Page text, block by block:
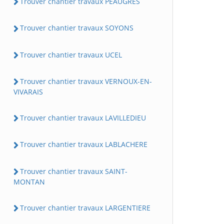
Trouver chantier travaux SOYONS
Trouver chantier travaux UCEL
Trouver chantier travaux VERNOUX-EN-
VIVARAIS
Trouver chantier travaux LAVILLEDIEU
Trouver chantier travaux LABLACHERE
Trouver chantier travaux SAINT-
MONTAN
Trouver chantier travaux LARGENTIERE